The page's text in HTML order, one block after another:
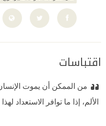
اقتباسات
من الممكن أن يموت
الألم، إذا ما توافر الاستعداد